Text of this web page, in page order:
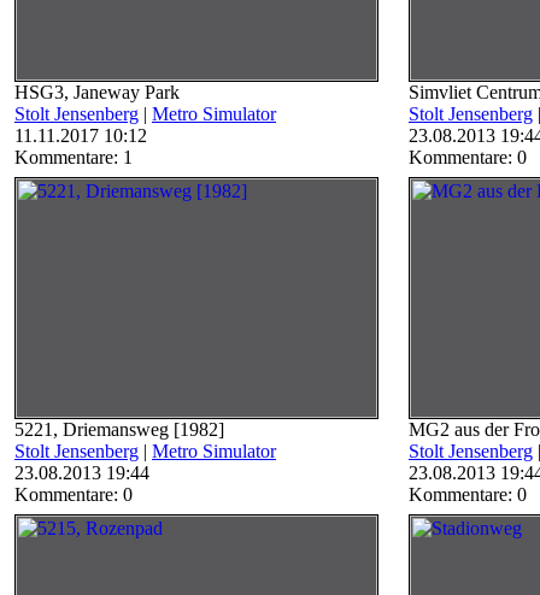
HSG3, Janeway Park
Stolt Jensenberg | Metro Simulator
11.11.2017 10:12
Kommentare: 1
Simvliet
Stolt Jensenberg
23.08.2013
Kommentare: 0
5221, Driemansweg [1982]
Stolt Jensenberg | Metro Simulator
23.08.2013 19:44
Kommentare: 0
MG2 aus der
Stolt Jensenberg
23.08.2013
Kommentare: 0